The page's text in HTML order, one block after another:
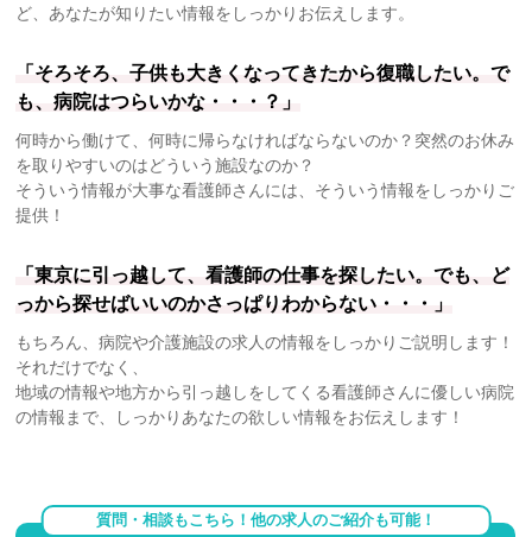
ど、あなたが知りたい情報をしっかりお伝えします。
「そろそろ、子供も大きくなってきたから復職したい。で
も、病院はつらいかな・・・？」
何時から働けて、何時に帰らなければならないのか？突然のお休み
を取りやすいのはどういう施設なのか？
そういう情報が大事な看護師さんには、そういう情報をしっかりご
提供！
「東京に引っ越して、看護師の仕事を探したい。でも、ど
っから探せばいいのかさっぱりわからない・・・」
もちろん、病院や介護施設の求人の情報をしっかりご説明します！
それだけでなく、
地域の情報や地方から引っ越しをしてくる看護師さんに優しい病院
の情報まで、しっかりあなたの欲しい情報をお伝えします！
質問・相談もこちら！他の求人のご紹介も可能！